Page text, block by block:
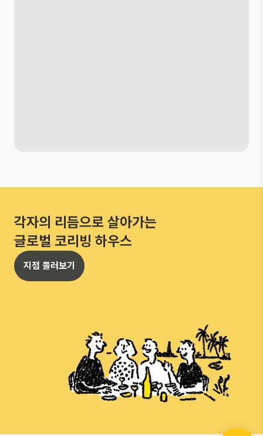
각자의 리듬으로 살아가는
글로벌 코리빙 하우스
지점 둘러보기